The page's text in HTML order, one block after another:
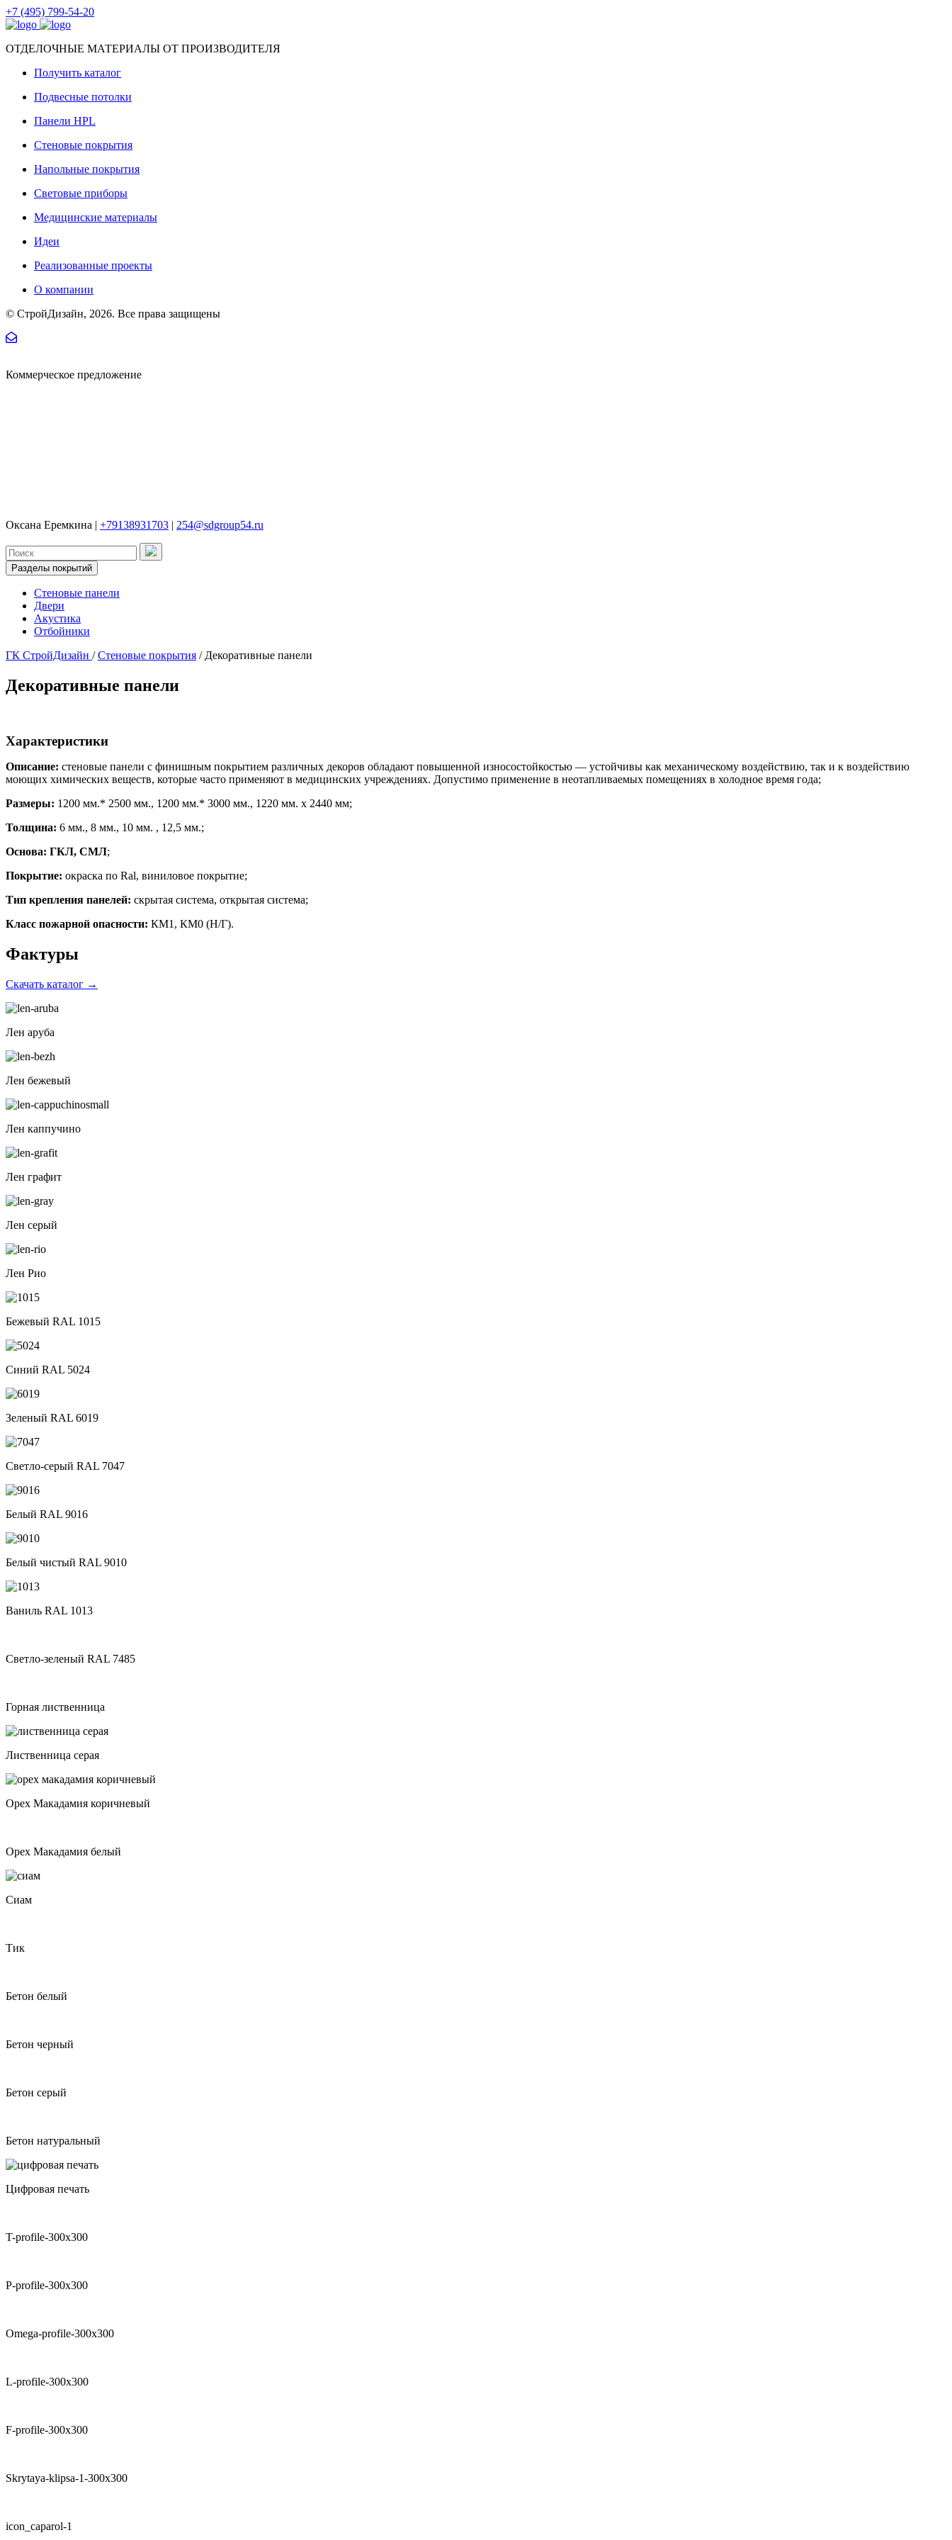
+7 (495) 799-54-20
ОТДЕЛОЧНЫЕ МАТЕРИАЛЫ ОТ ПРОИЗВОДИТЕЛЯ
Получить каталог
Подвесные потолки
Панели HPL
Стеновые покрытия
Напольные покрытия
Световые приборы
Медицинские материалы
Идеи
Реализованные проекты
О компании
© СтройДизайн, 2026. Все права защищены
Коммерческое предложение
Оксана Еремкина | +79138931703 | 254@sdgroup54.ru
Разделы покрытий
Стеновые панели
Двери
Акустика
Отбойники
ГК СтройДизайн /Стеновые покрытия / Декоративные панели
Декоративные панели
Характеристики
Описание: стеновые панели с финишным покрытием различных декоров обладают повышенной износостойкостью — устойчивы как механическому воздействию, так и к воздействию
моющих химических веществ, которые часто применяют в медицинских учреждениях. Допустимо применение в неотапливаемых помещениях в холодное время года;
Размеры: 1200 мм.* 2500 мм., 1200 мм.* 3000 мм., 1220 мм. x 2440 мм;
Толщина: 6 мм., 8 мм., 10 мм. , 12,5 мм.;
Основа: ГКЛ, СМЛ;
Покрытие: окраска по Ral, виниловое покрытие;
Тип крепления панелей: скрытая система, открытая система;
Класс пожарной опасности: КМ1, КМ0 (Н/Г).
Фактуры
Скачать каталог →
Лен аруба
Лен бежевый
Лен каппучино
Лен графит
Лен серый
Лен Рио
Бежевый RAL 1015
Синий RAL 5024
Зеленый RAL 6019
Светло-серый RAL 7047
Белый RAL 9016
Белый чистый RAL 9010
Ваниль RAL 1013
Светло-зеленый RAL 7485
Горная лиственница
Лиственница серая
Орех Макадамия коричневый
Орех Макадамия белый
Сиам
Тик
Бетон белый
Бетон черный
Бетон серый
Бетон натуральный
Цифровая печать
T-profile-300x300
P-profile-300x300
Omega-profile-300x300
L-profile-300x300
F-profile-300x300
Skrytaya-klipsa-1-300x300
icon_caparol-1